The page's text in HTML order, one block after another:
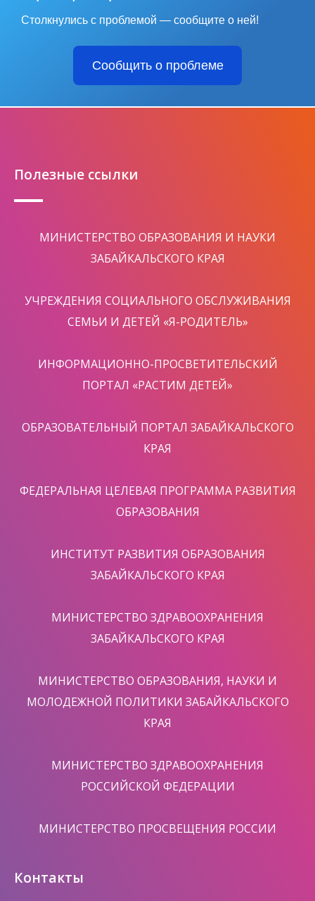
Столкнулись с проблемой — сообщите о ней!
Сообщить о проблеме
Полезные ссылки
МИНИСТЕРСТВО ОБРАЗОВАНИЯ И НАУКИ
ЗАБАЙКАЛЬСКОГО КРАЯ
УЧРЕЖДЕНИЯ СОЦИАЛЬНОГО ОБСЛУЖИВАНИЯ
СЕМЬИ И ДЕТЕЙ «Я-РОДИТЕЛЬ»
ИНФОРМАЦИОННО-ПРОСВЕТИТЕЛЬСКИЙ
ПОРТАЛ «РАСТИМ ДЕТЕЙ»
ОБРАЗОВАТЕЛЬНЫЙ ПОРТАЛ ЗАБАЙКАЛЬСКОГО
КРАЯ
ФЕДЕРАЛЬНАЯ ЦЕЛЕВАЯ ПРОГРАММА РАЗВИТИЯ
ОБРАЗОВАНИЯ
ИНСТИТУТ РАЗВИТИЯ ОБРАЗОВАНИЯ
ЗАБАЙКАЛЬСКОГО КРАЯ
МИНИСТЕРСТВО ЗДРАВООХРАНЕНИЯ
ЗАБАЙКАЛЬСКОГО КРАЯ
МИНИСТЕРСТВО ОБРАЗОВАНИЯ, НАУКИ И
МОЛОДЕЖНОЙ ПОЛИТИКИ ЗАБАЙКАЛЬСКОГО
КРАЯ
МИНИСТЕРСТВО ЗДРАВООХРАНЕНИЯ
РОССИЙСКОЙ ФЕДЕРАЦИИ
МИНИСТЕРСТВО ПРОСВЕЩЕНИЯ РОССИИ
Контакты